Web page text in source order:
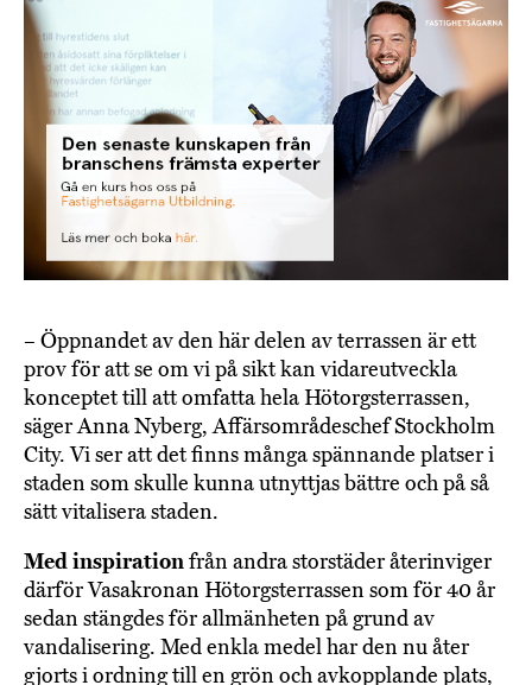
– Öppnandet av den här delen av terrassen är ett
prov för att se om vi på sikt kan vidareutveckla
konceptet till att omfatta hela Hötorgsterrassen,
säger Anna Nyberg, Affärsområdeschef Stockholm
City. Vi ser att det finns många spännande platser i
staden som skulle kunna utnyttjas bättre och på så
sätt vitalisera staden.
Med inspirationfrån andra storstäder återinviger
därför Vasakronan Hötorgsterrassen som för 40 år
sedan stängdes för allmänheten på grund av
vandalisering. Med enkla medel har den nu åter
gjorts i ordning till en grön och avkopplande plats,